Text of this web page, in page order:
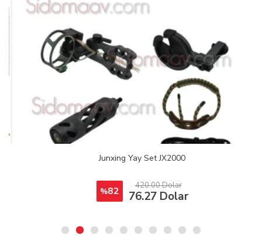
Junxing Yay Set JX2000
82 420.00 Dolar
76.27 Dolar